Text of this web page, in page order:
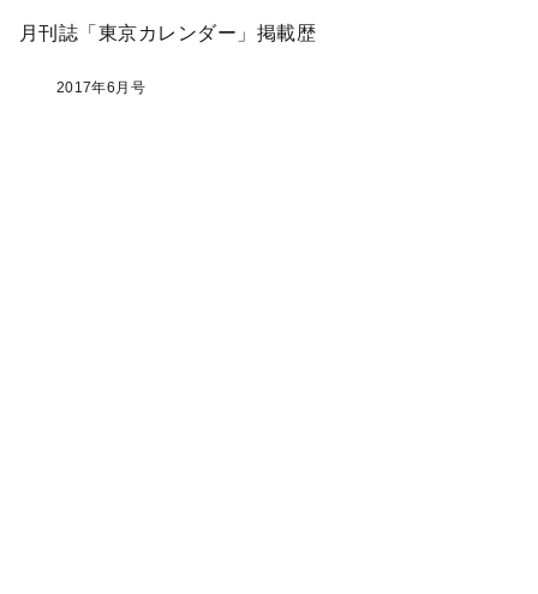
月刊誌「東京カレンダー」掲載歴
2017年6月号